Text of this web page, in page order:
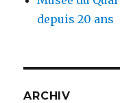
depuis 20 ans
ARCHIV